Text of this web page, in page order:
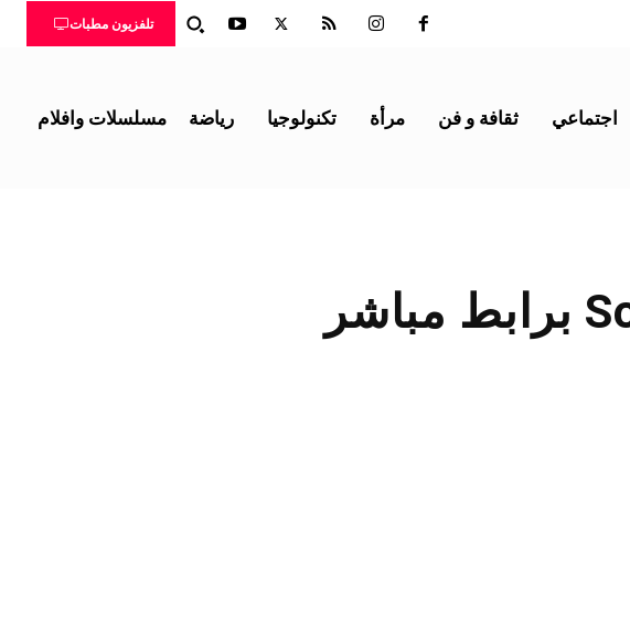
تلفزيون مطبات
اجتماعي ثقافة و فن مرأة تكنولوجيا رياضة مسلسلات وافلام